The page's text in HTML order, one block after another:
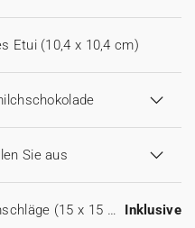
Etui (10,4 x 10,4 cm)
Sie aus
Weiße Umschläge (15 x 15 cm) Inklusive